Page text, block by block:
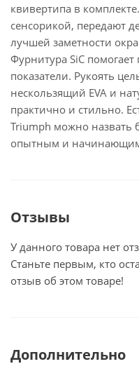
квивертипа в
сенсорикой, передают
лучшей заметности
Фурнитура SiC
показатели. Рукоять
нескользящий EVA и
практично и стильно.
Triumph можно
опытным и
Отзывы
У данного товара нет
Станьте первым, кто
отзыв об этом товаре!
Дополнительно